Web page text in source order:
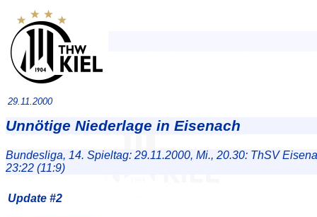
29.11.2000
Unnötige Niederlage in Eisenach
Bundesliga, 14. Spieltag: 29.11.2000, Mi., 20.30: ThSV
23:22 (11:9)
Update #2